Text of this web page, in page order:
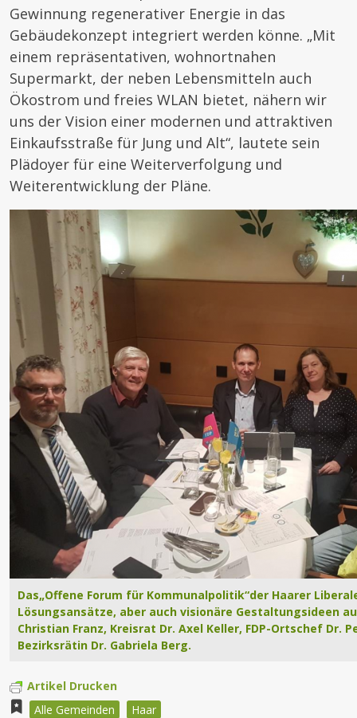
Gewinnung regenerativer Energie in das
Gebäudekonzept integriert werden könne. „Mit
einem repräsentativen, wohnortnahen
Supermarkt, der neben Lebensmitteln auch
Ökostrom und freies WLAN bietet, nähern wir
uns der Vision einer modernen und attraktiven
Einkaufsstraße für Jung und Alt“, lautete sein
Plädoyer für eine Weiterverfolgung und
Weiterentwicklung der Pläne.
Das„Offene Forum für Kommunalpolitik“der Haarer
Lösungsansätze, aber auch visionäre Gestaltungsideen
Christian Franz, Kreisrat Dr. Axel Keller, FDP-Ortschef Dr.
Bezirksrätin Dr. Gabriela Berg.
Artikel Drucken
Alle Gemeinden
Haar